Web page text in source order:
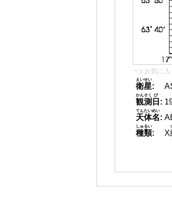
👈 お気に入
衛星
えいせい
:
観測
かんそく
日
び
:
天体名
てんたいめい
:
種類
しゅるい
: X